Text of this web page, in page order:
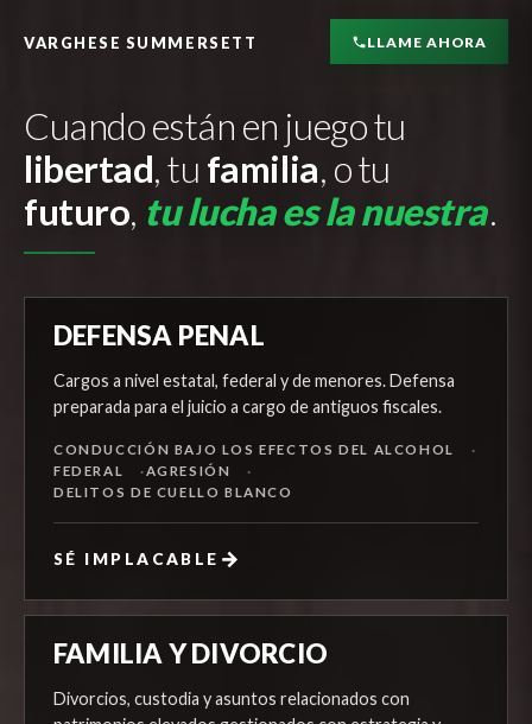
VARGHESE SUMMERSETT LLAME AHORA
Cuando están en juego tu
libertad, tu familia, o tu
futuro, tu lucha es la nuestra.
DEFENSA PENAL
Cargos a nivel estatal, federal y de menores. Defensa
preparada para el juicio a cargo de antiguos fiscales.
CONDUCCIÓN BAJO LOS EFECTOS DEL ALCOHOL
FEDERAL
AGRESIÓN
DELITOS DE CUELLO BLANCO
SÉ IMPLACABLE →
FAMILIA Y DIVORCIO
Divorcios, custodia y asuntos relacionados con